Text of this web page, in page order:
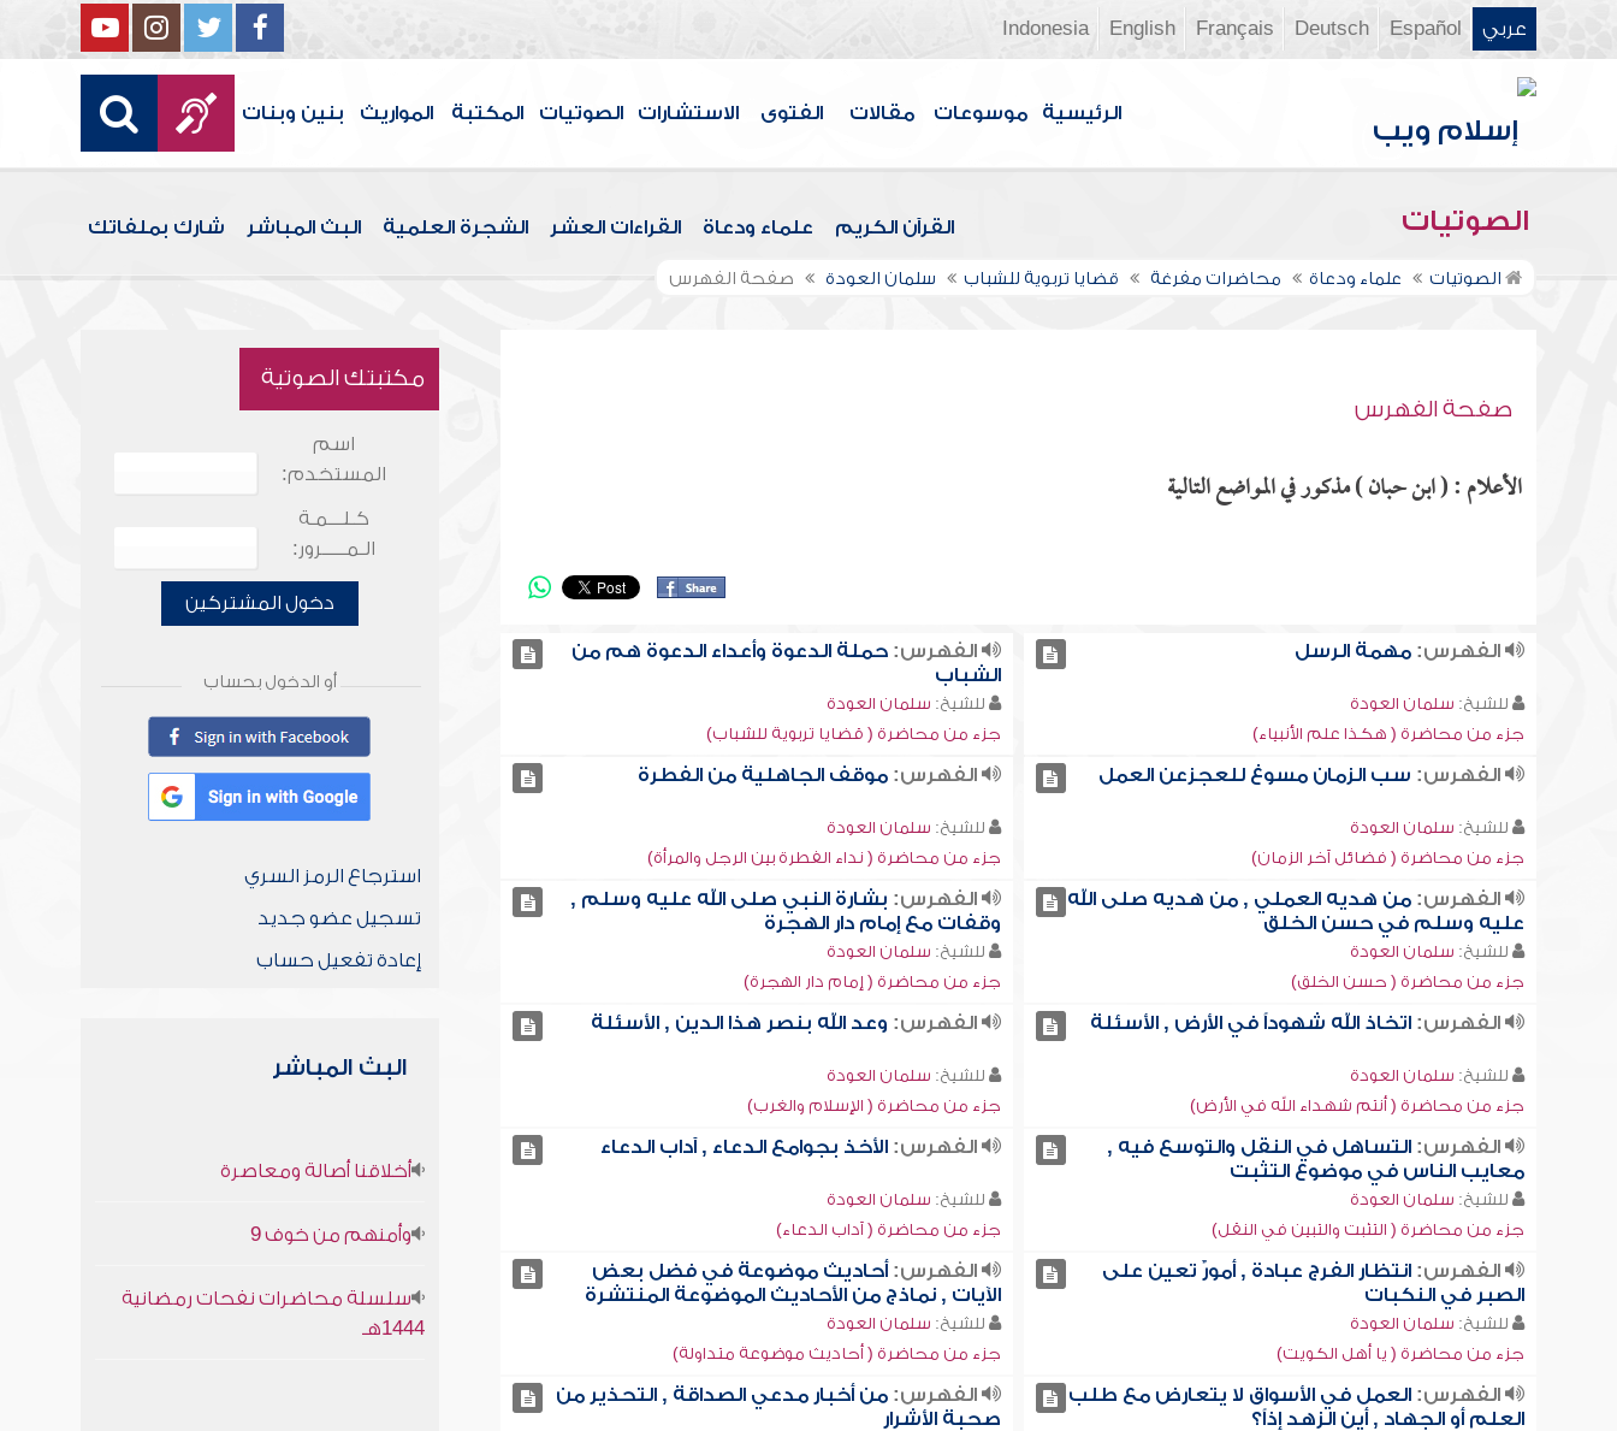
عربي Español
Deutsch
Français
English
Indonesia
الرئيسية موسوعات مقالات الفتوى الاستشارات الصوتيات المكتبة المواريث بنين وبنات
الصوتيات القرآن الكريم علماء ودعاة القراءات العشر الشجرة العلمية البث المباشر شارك بملفاتك
الصوتيات علماء ودعاة محاضرات مفرغة قضايا تربوية للشباب سلمان العودة صفحة الفهرس
صفحة الفهرس
الأعلام : ( ابن حبان ) مذكور في المواضع التالية
الفهرس:مهمة الرسل
للشيخ: سلمان العودة
جزء من محاضرة ( هكذا علم الأنبياء)
الفهرس: حملة الدعوة وأعداء الدعوة هم من
الشباب
للشيخ: سلمان العودة
جزء من محاضرة ( قضايا تربوية للشباب)
الفهرس: سب الزمان مسوغ للعجزعن العمل
للشيخ: سلمان العودة
جزء من محاضرة ( فضائل آخر الزمان)
الفهرس: موقف الجاهلية من الفطرة
للشيخ: سلمان العودة
جزء من محاضرة ( نداء الفطرة بين الرجل والمرأة)
الفهرس:من هديه العملي , من هديه صلى الله
عليه وسلم في حسن الخلق
للشيخ: سلمان العودة
جزء من محاضرة ( حسن الخلق)
الفهرس: بشارة النبي صلى الله عليه وسلم ,
وقفات مع إمام دار الهجرة
للشيخ: سلمان العودة
جزء من محاضرة ( إمام دار الهجرة)
الفهرس:اتخاذ الله شهوداً في الأرض , الأسئلة
للشيخ: سلمان العودة
جزء من محاضرة ( أنتم شهداء الله في الأرض)
الفهرس: وعد الله بنصر هذا الدين , الأسئلة
للشيخ: سلمان العودة
جزء من محاضرة ( الإسلام والغرب)
الفهرس:التساهل في النقل والتوسع فيه ,
معايب الناس في موضوع التثبت
للشيخ: سلمان العودة
جزء من محاضرة ( التثبت والتبين في النقل)
الفهرس: الأخذ بجوامع الدعاء , آداب الدعاء
للشيخ: سلمان العودة
جزء من محاضرة ( آداب الدعاء)
الفهرس:انتظار الفرج عبادة , أمورٌ تعين على
الصبر في النكبات
للشيخ: سلمان العودة
جزء من محاضرة ( يا أهل الكويت)
الفهرس: أحاديث موضوعة في فضل بعض
الآيات , نماذج من الأحاديث الموضوعة المنتشرة
للشيخ: سلمان العودة
جزء من محاضرة ( أحاديث موضوعة متداولة)
الفهرس:العمل في الأسواق لا يتعارض مع طلب
العلم أو الجهاد , أين الزهد إذاً؟
الفهرس: من أخبار مدعي الصداقة , التحذير من
صحبة الأشرار
مكتبتك الصوتية
اسم
المستخدم:
كـلـــمـة
الـمـــــرور:
دخول المشتركين
أو الدخول بحساب
استرجاع الرمز السري
تسجيل عضو جديد
إعادة تفعيل حساب
البث المباشر
أخلاقنا أصالة ومعاصرة
وأمنهم من خوف 9
سلسلة محاضرات نفحات رمضانية
1444هـ